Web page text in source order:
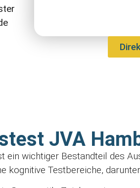
JVA
wichtiger Bestandteil des
kognitive Testbereiche,